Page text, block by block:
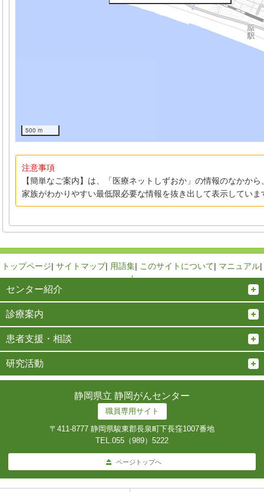
500 m
注意事項
【簡単なご案内】は、「医療ネットしずおか」の情報のなかか
家族がわかりやすい最低限必要な情報を抜き出して表示していま
トップページ| サイトマップ| 用語集| このサイトについて| マニュアル|
↑
センター紹介
診療案内
患者支援・相談
研究活動
静岡県立 静岡がんセンター
職員専用サイト
〒411-8777 静岡県駿東郡長泉町下長窪1007番地
TEL.055（989）5222
ページトップへ